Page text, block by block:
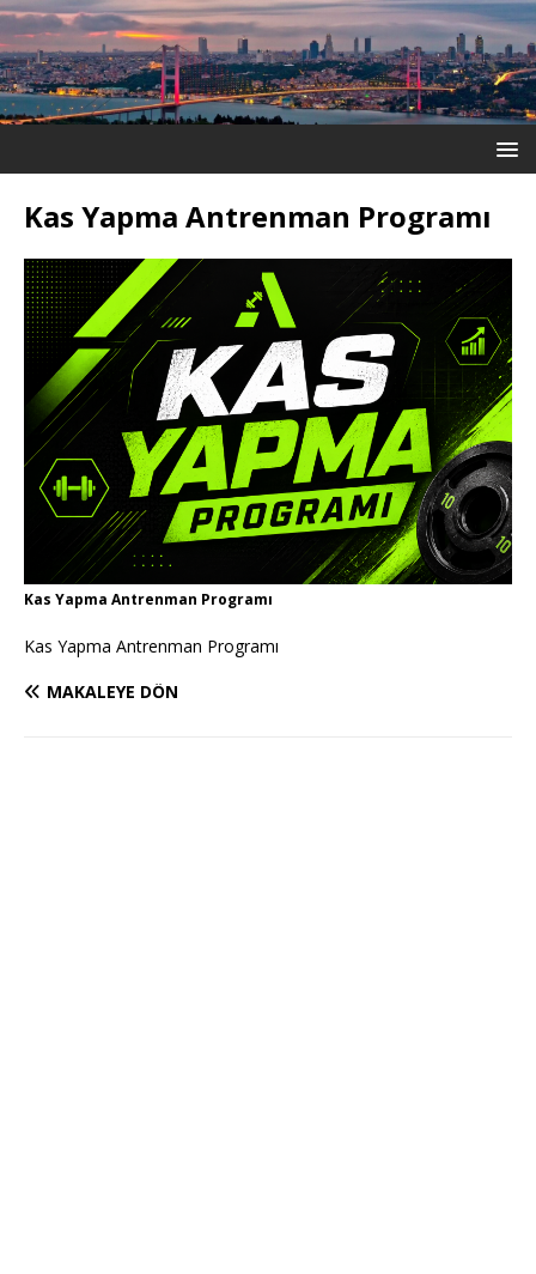
Kas Yapma Antrenman Programı
Kas Yapma Antrenman Programı
Kas Yapma Antrenman Programı
MAKALEYE DÖN